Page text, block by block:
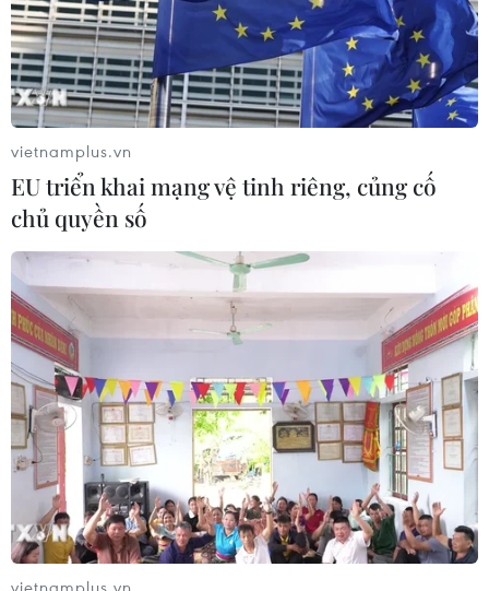
CƠ QUAN CHỦ QUẢN: THÔNG TẤN XÃ VIỆT NAM
Tổng Biên tập: TRẦN TIẾN DUẨN
Phó Tổng Biên tập: NGUYỄN THỊ TÁM, KHÚC THANH
THỦY
Sở hữu trí tuệ
Quy định sử dụng
Ngôn ngữ
TTXVN
Dịch vụ tin
Quảng cáo
Liên hệ
Giấy phép số: 1374/GP-BTTTT do Bộ Thông tin và Truyền thông
cấp ngày 11/9/2008.
Quảng cáo: Phó TBT Nguyễn Thị Tám: 093.5958688, Email:
tamvna@gmail.com
Điện thoại: (024) 39411349 - (024) 39411348, Fax: (024)
vietnamplus.vn
EU triển khai mạng vệ tinh riêng, củng cố
chủ quyền số
vietnamplus.vn